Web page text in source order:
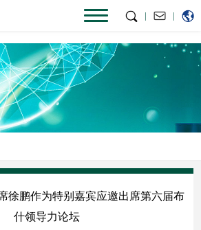
|
|
徐鹏作为特别嘉宾应邀出席第六届布
什领导力论坛